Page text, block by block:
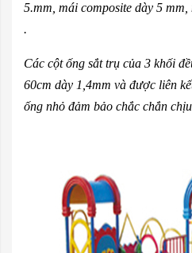
5.mm, mái composite dày 5
.
Các cột ống sắt trụ của 3 khối
60cm dày 1,4mm và được liên
ống nhỏ đảm bảo chắc chắn